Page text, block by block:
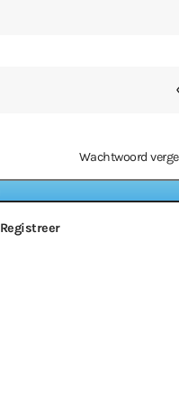
Wachtwoord
Registreer